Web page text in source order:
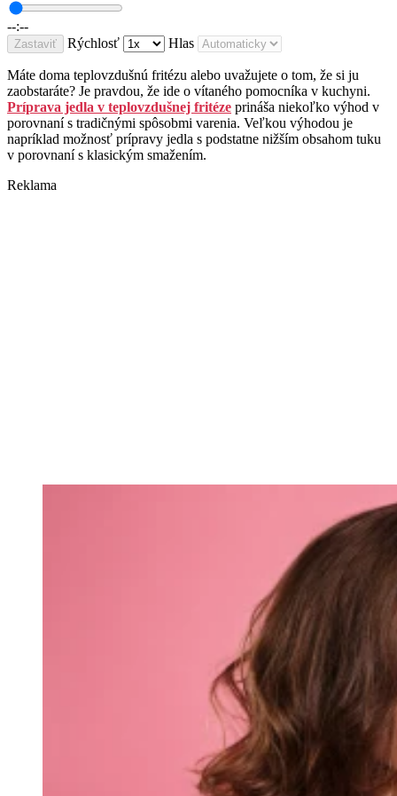
--:--
Zastaviť Rýchlosť Hlas
Máte doma teplovzdušnú fritézu alebo uvažujete o tom, že si ju
zaobstaráte? Je pravdou, že ide o vítaného pomocníka v kuchyni.
Príprava jedla v teplovzdušnej fritéze prináša niekoľko výhod v
porovnaní s tradičnými spôsobmi varenia. Veľkou výhodou je
napríklad možnosť prípravy jedla s podstatne nižším obsahom tuku
v porovnaní s klasickým smažením.
Reklama